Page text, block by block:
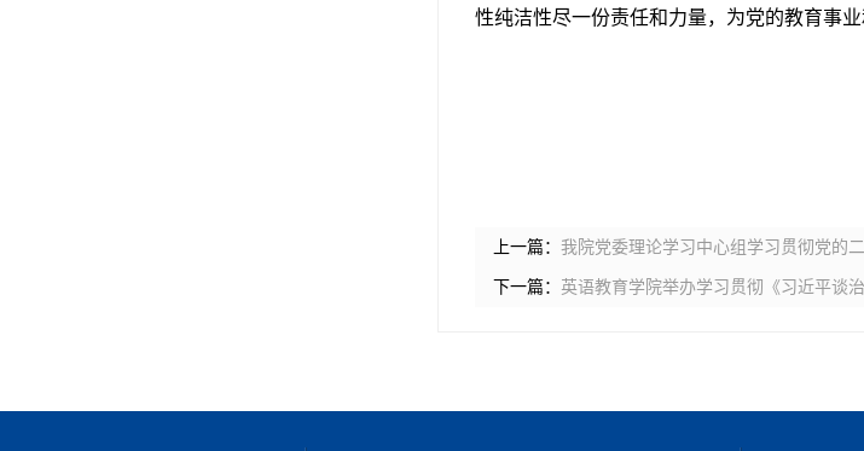
性纯洁性尽一份责任和力量，为党的教育事业
上一篇： 我院党委理论学习中心组学习贯彻党的
下一篇： 英语教育学院举办学习贯彻《习近平谈